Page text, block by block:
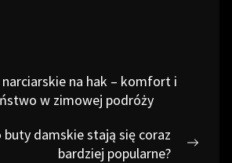
na hak – komfort i
w zimowej podróży
buty damskie stają się coraz
bardziej popularne?